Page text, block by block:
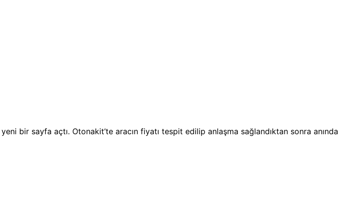
bir sayfa açtı. Otonakit’te aracın fiyatı tespit edilip anlaşma sağlandıktan sonra anında